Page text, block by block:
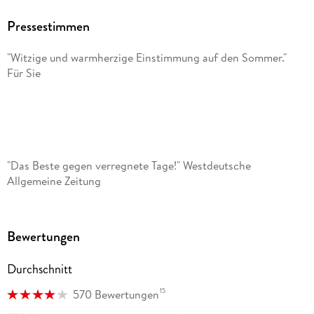
Pressestimmen
"Witzige und warmherzige Einstimmung auf den Sommer."
Für Sie
"Das Beste gegen verregnete Tage!" Westdeutsche
Allgemeine Zeitung
"Superwitzig!" Tina
Bewertungen
Durchschnitt
570 Bewertungen15